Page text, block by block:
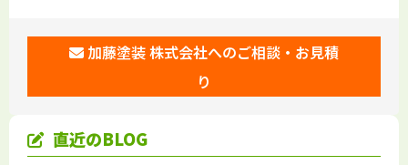
加藤塗装 株式会社へのご相談・お見積
り
直近のBLOG